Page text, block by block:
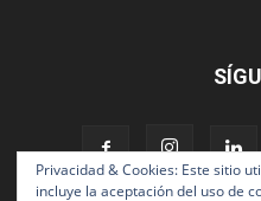
Privacidad & Cookies: Este sitio
incluye la aceptación del uso de